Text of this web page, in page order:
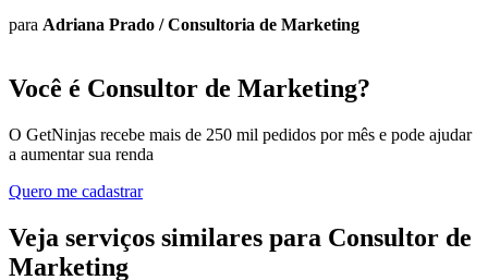
para Adriana Prado /Consultoria de Marketing
Você é Consultor de Marketing?
O GetNinjas recebe mais de 250 mil pedidos por mês e pode ajudar
a aumentar sua renda
Quero me cadastrar
Veja serviços similares para Consultor de
Marketing